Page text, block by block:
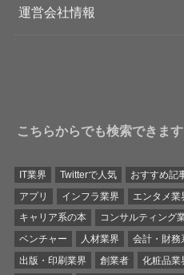
運営会社情報
こちらからでも検索できます
IT業界 Twitterで人気 おすすめ記
アプリ
インフラ業界 エンタメ業
キャリア系の本
コンサルティング
ベンチャー
人材業界 会計・財務
出版・印刷業界
創業者 化粧品業